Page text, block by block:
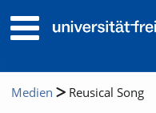
Medien Reusical Song